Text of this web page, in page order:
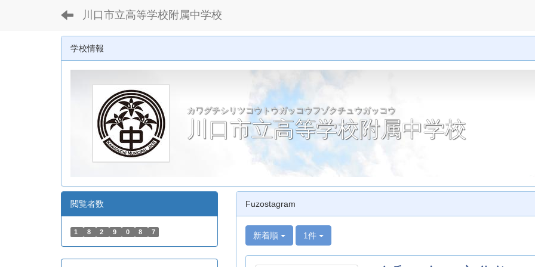
川口市立高等学校附属中学校
学校情報
カワグチシリツコウトウガッコウフゾクチュウガッコウ
川口市立高等学校附属中学校
Fuzostagram
新着順 1件
閲覧者数
1 8 2 9 0 8 7